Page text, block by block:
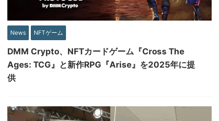
News NFTゲーム
DMM Crypto、NFTカードゲーム『Cross The
Ages: TCG』と新作RPG『Arise』を2025年に提
供